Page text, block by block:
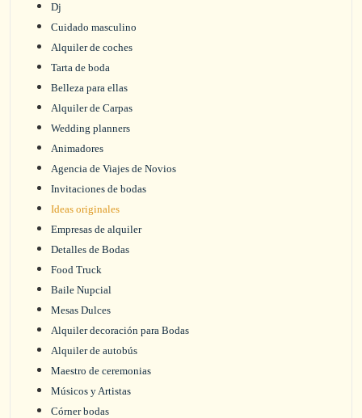
Dj
Cuidado masculino
Alquiler de coches
Tarta de boda
Belleza para ellas
Alquiler de Carpas
Wedding planners
Animadores
Agencia de Viajes de Novios
Invitaciones de bodas
Ideas originales
Empresas de alquiler
Detalles de Bodas
Food Truck
Baile Nupcial
Mesas Dulces
Alquiler decoración para Bodas
Alquiler de autobús
Maestro de ceremonias
Músicos y Artistas
Córner bodas